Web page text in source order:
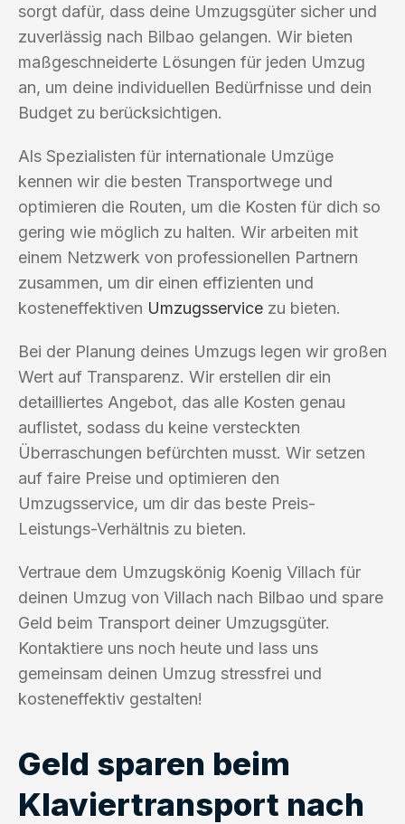
sorgt dafür, dass deine Umzugsgüter sicher und
zuverlässig nach Bilbao gelangen. Wir bieten
maßgeschneiderte Lösungen für jeden Umzug
an, um deine individuellen Bedürfnisse und dein
Budget zu berücksichtigen.
Als Spezialisten für internationale Umzüge
kennen wir die besten Transportwege und
optimieren die Routen, um die Kosten für dich so
gering wie möglich zu halten. Wir arbeiten mit
einem Netzwerk von professionellen Partnern
zusammen, um dir einen effizienten und
kosteneffektiven Umzugsservice zu bieten.
Bei der Planung deines Umzugs legen wir großen
Wert auf Transparenz. Wir erstellen dir ein
detailliertes Angebot, das alle Kosten genau
auflistet, sodass du keine versteckten
Überraschungen befürchten musst. Wir setzen
auf faire Preise und optimieren den
Umzugsservice, um dir das beste Preis-
Leistungs-Verhältnis zu bieten.
Vertraue dem Umzugskönig Koenig Villach für
deinen Umzug von Villach nach Bilbao und spare
Geld beim Transport deiner Umzugsgüter.
Kontaktiere uns noch heute und lass uns
gemeinsam deinen Umzug stressfrei und
kosteneffektiv gestalten!
Geld sparen beim
Klaviertransport nach